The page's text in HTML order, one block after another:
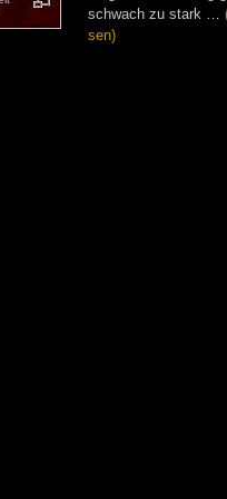
schwach zu stark …
sen)